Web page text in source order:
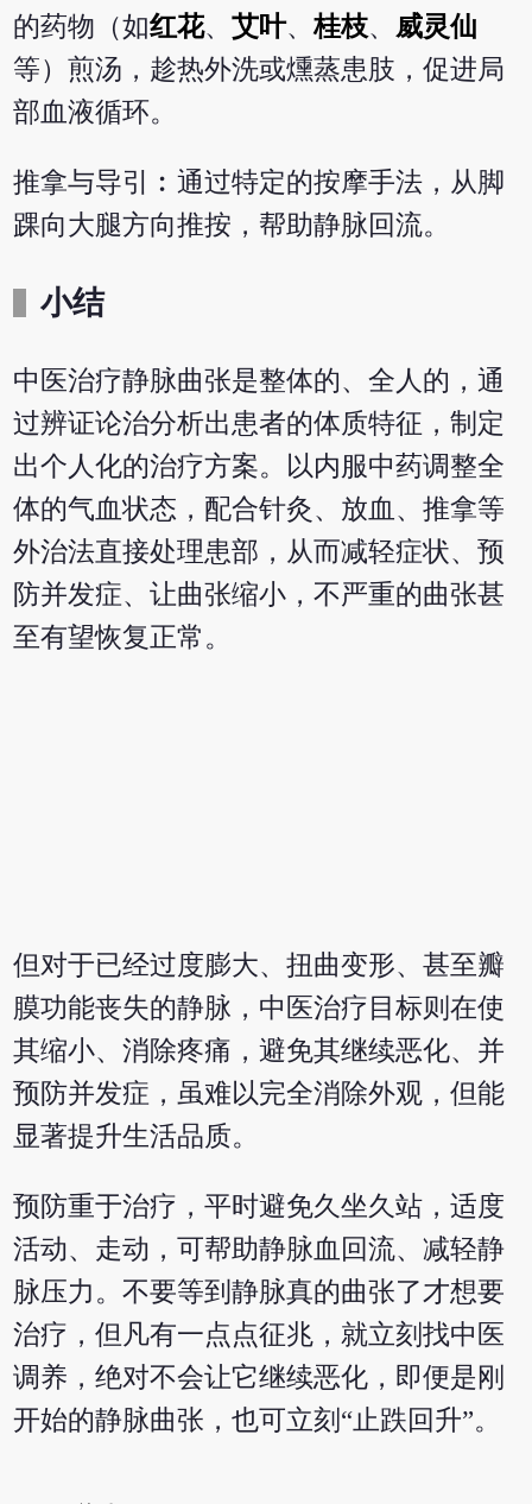
的药物（如红花、艾叶、桂枝、 威灵仙
等）煎汤，趁热外洗或燻蒸患肢，促进局
部血液循环。
推拿与导引︰通过特定的按摩手法，从脚
踝向大腿方向推按，帮助静脉回流。
小结
中医治疗静脉曲张是整体的、全人的，通
过辨证论治分析出患者的体质特征，制定
出个人化的治疗方案。以内服中药调整全
体的气血状态，配合针灸、放血、推拿等
外治法直接处理患部，从而减轻症状、预
防并发症、让曲张缩小，不严重的曲张甚
至有望恢复正常。
但对于已经过度膨大、扭曲变形、甚至瓣
膜功能丧失的静脉，中医治疗目标则在使
其缩小、消除疼痛，避免其继续恶化、并
预防并发症，虽难以完全消除外观，但能
显著提升生活品质。
预防重于治疗，平时避免久坐久站，适度
活动、走动，可帮助静脉血回流、减轻静
脉压力。不要等到静脉真的曲张了才想要
治疗，但凡有一点点征兆，就立刻找中医
调养，绝对不会让它继续恶化，即便是刚
开始的静脉曲张，也可立刻“止跌回升”。